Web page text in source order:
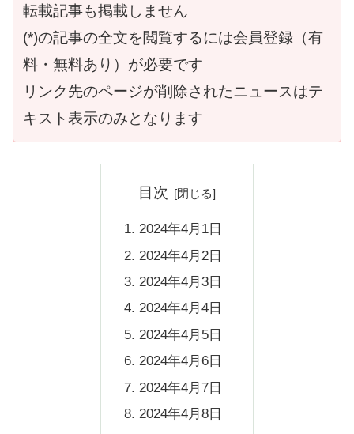
転載記事も掲載しません
(*)の記事の全文を閲覧するには会員登録（有
料・無料あり）が必要です
リンク先のページが削除されたニュースはテ
キスト表示のみとなります
目次
2024年4月1日
2024年4月2日
2024年4月3日
2024年4月4日
2024年4月5日
2024年4月6日
2024年4月7日
2024年4月8日